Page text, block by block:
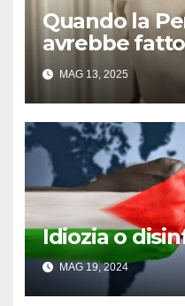
Quando la
avrebbe
MAG 13, 2025
Idiozia o
MAG 19, 2024